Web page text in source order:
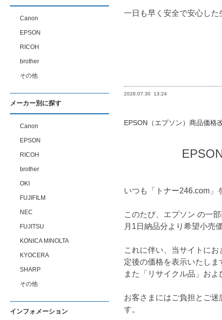
一日も早く安全で安心し
2026.07.30 13:24
EPSON（エプソン）商品価格
いつも「トナー246.com」
このたび、エプソン の一
月1日納品分より希望小売
これに伴い、当サイトに
定後の価格を表示いたし
また「リサイクル品」お
お客さまにはご負担とご
す。
Canon
EPSON
RICOH
brother
その他
メーカー別に探す
Canon
EPSON
RICOH
brother
OKI
FUJIFILM
NEC
FUJITSU
KONICA MINOLTA
KYOCERA
SHARP
その他
インフォメーション